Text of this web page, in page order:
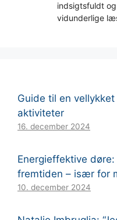
indsigtsfuldt
vidunderlige
Guide til en
aktiviteter
16. december 2024
Energieffektive
fremtiden – især for
10. december 2024